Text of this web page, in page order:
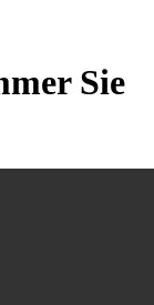
Sie